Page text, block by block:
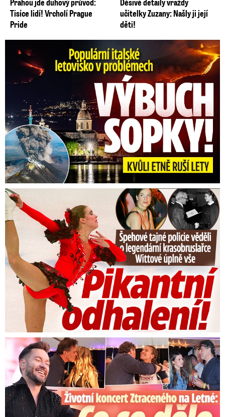
Tisíce lidí! Vrcholí Prague
Pride
učitelky Zuzany: Našly ji její
děti!
Erupce sicilské sopky Etny: Ruší desítky letů
Tajná policie špehovala krasobruslařku Wittovou: Pikantní ...
Koncert Ztraceného na Letné: Jágr přišel s Dominikou, ale...